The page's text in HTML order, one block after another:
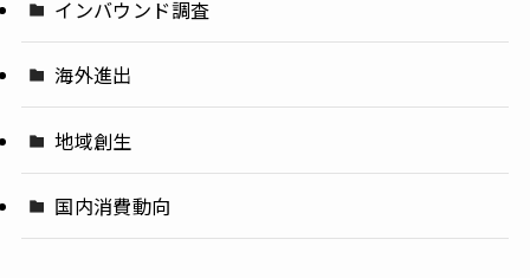
インバウンド調査
海外進出
地域創生
国内消費動向